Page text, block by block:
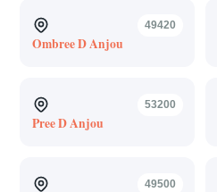
49420
Ombree D Anjou
53200
Pree D Anjou
49500